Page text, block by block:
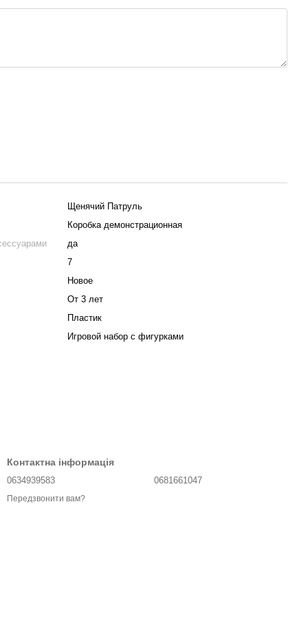
Щенячий Патруль
Коробка демонстрационная
да
7
Новое
От 3 лет
Пластик
Игровой набор с фигурками
Контактна інформація
0634939583
Передзвонити вам?
0681661047